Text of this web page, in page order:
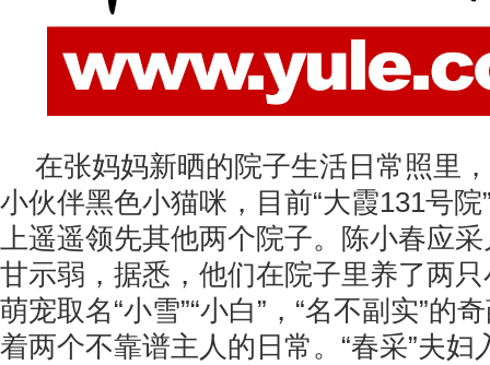
在张妈妈新晒的院子生活日常照里
小伙伴黑色小猫咪，目前“大霞131号
上遥遥领先其他两个院子。陈小春应
甘示弱，据悉，他们在院子里养了两
萌宠取名“小雪”“小白”，“名不副实”的
着两个不靠谱主人的日常。“春采”夫妇